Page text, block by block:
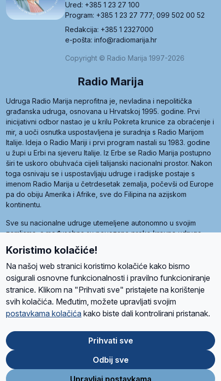
Ured: +385 1 23 27 100
Program: +385 1 23 27 777; 099 502 00 52
Redakcija: +385 1 2327000
e-pošta: info@radiomarija.hr
Copyright © Radio Marija 1997-2026
Radio Marija
Udruga Radio Marija neprofitna je, nevladina i nepolitička
građanska udruga, osnovana u Hrvatskoj 1995. godine. Prvi
inicijativni odbor nastao je u krilu Pokreta krunice za obraćenje i
mir, a uoči osnutka uspostavljena je suradnja s Radio Marijom
Italije. Ideja o Radio Mariji i prvi program nastali su 1983. godine
u župi u Erbi na sjeveru Italije. Iz Erbe se Radio Marija postupno
širi te uskoro obuhvaća cijeli talijanski nacionalni prostor. Nakon
toga osnivaju se i uspostavljaju udruge i radijske postaje s
imenom Radio Marija u četrdesetak zemalja, počevši od Europe
pa do obiju Amerika i Afrike, sve do Filipina na azijskom
kontinentu.
Sve su nacionalne udruge utemeljene autonomno u svojim
zemljama, a međusobna su povezane preko krovne udruge
Radio Maria). Svjetsku obitelj utemeljilo je sedam članica, među
kojima je i hrvatska Udruga Radio Marija.
O namaRadio ProgramVolonteriPrijateljiKontaktPravila privatnosti
Ova stranica je zaštićena Google reCAPTCHA sustavom
Store
Google
Play
Koristimo kolačiće!
Na našoj web stranici koristimo kolačiće kako bismo
osigurali osnovne funkcionalnosti i pravilno funkcioniranje
stranice. Klikom na "Prihvati sve" pristajete na korištenje
svih kolačića. Međutim, možete upravljati svojim
postavkama kolačića kako biste dali kontrolirani pristanak.
Prihvati sve
Odbij sve
Upravljaj postavkama